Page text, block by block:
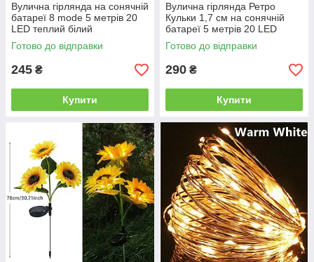
Вулична гірлянда на сонячній
батареї 8 mode 5 метрів 20
LED теплий білий
Готово до відправки
245 ₴
Купити
Вулична гірлянда Ретро
Кульки 1,7 см на сонячній
батареї 5 метрів 20 LED
синій
Готово до відправки
290 ₴
Купити